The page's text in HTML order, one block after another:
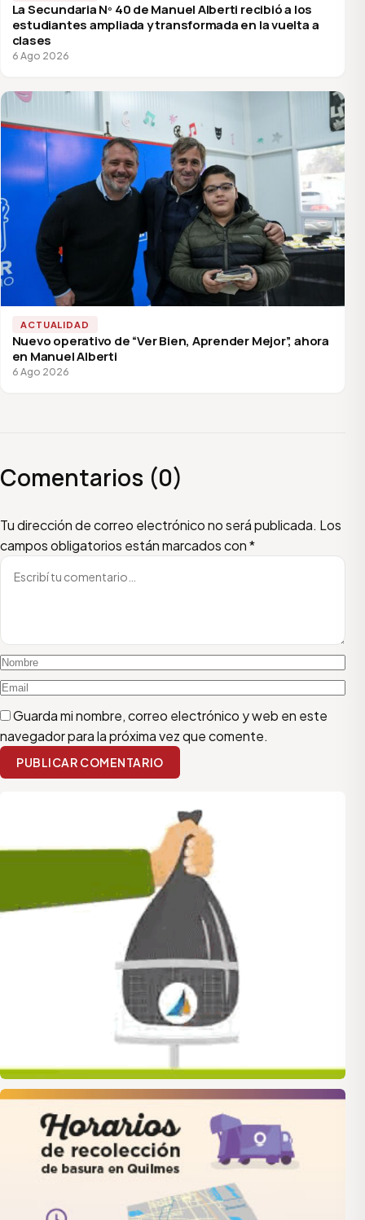
La Secundaria Nº 40 de Manuel Alberti recibió a los
estudiantes ampliada y transformada en la vuelta a
clases
6 Ago 2026
ACTUALIDAD
Nuevo operativo de “Ver Bien, Aprender Mejor”, ahora
en Manuel Alberti
6 Ago 2026
Comentarios (0)
Tu dirección de correo electrónico no será publicada. Los
campos obligatorios están marcados con*
Escribí tu comentario
Nombre
Email
Guarda mi nombre, correo electrónico y web en este
navegador para la próxima vez que comente.
PUBLICAR COMENTARIO
quilmes